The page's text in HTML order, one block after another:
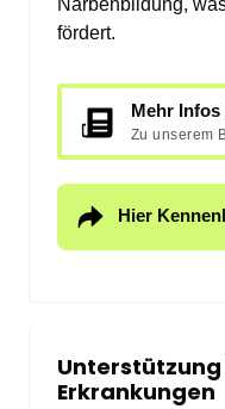
Narbenbildung,
fördert.
Mehr
Zu unserem
Hier
Erkrankungen